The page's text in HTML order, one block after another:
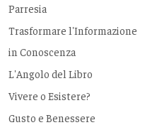
Parresia
Trasformare l'Informazione
in Conoscenza
L'Angolo del Libro
Vivere o Esistere?
Gusto e Benessere